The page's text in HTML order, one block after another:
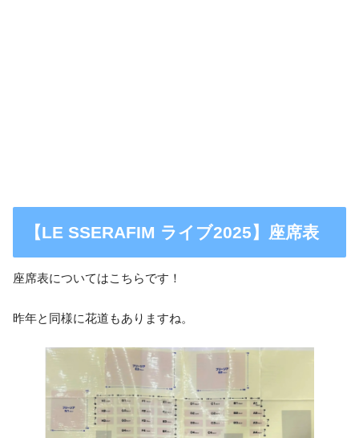
【LE SSERAFIM ライブ2025】座席表
座席表についてはこちらです！
昨年と同様に花道もありますね。